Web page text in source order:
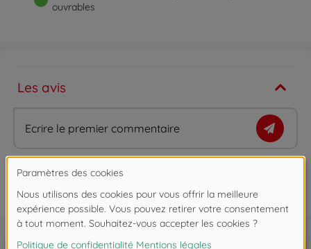
ouvrables
Les avis
Ecrire le premier commentaire
FAQ